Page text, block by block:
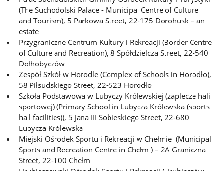
(The Suchodolski Palace - Municipal Centre of Culture
and Tourism), 5 Parkowa Street, 22-175 Dorohusk – an
estate
Przygraniczne Centrum Kultury i Rekreacji (Border Centre
of Culture and Recreation), 8 Spółdzielcza Street, 22-540
Dołhobyczów
Zespół Szkół w Horodle (Complex of Schools in Horodło),
58 Piłsudskiego Street, 22-523 Horodło
Szkoła Podstawowa w Lubyczy Królewskiej (zaplecze hali
sportowej) (Primary School in Lubycza Królewska (sports
hall facilities)), 5 Jana III Sobieskiego Street, 22-680
Lubycza Królewska
Miejski Ośrodek Sportu i Rekreacji w Chełmie (Municipal
Sports and Recreation Centre in Chełm ) – 2A Graniczna
Street, 22-100 Chełm